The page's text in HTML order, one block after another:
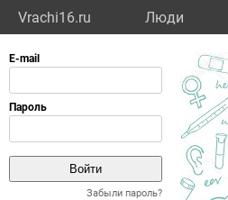
Vrachi16.ru Люди
Забыли пароль?